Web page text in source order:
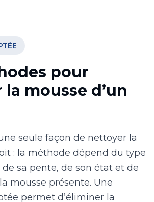
pour
mousse d’un
seule façon de nettoyer la
: la méthode dépend du type
sa pente, de son état et de
mousse présente. Une
permet d’éliminer la